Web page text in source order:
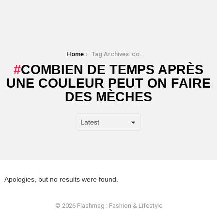
Home Tag Archives: combien de temps après une couleur peut on faire des mèches
COMBIEN DE TEMPS APRÈS
UNE COULEUR PEUT ON FAIRE
DES MÈCHES
Apologies, but no results were found.
© 2026 Flashmag : Fashion & Lifestyle